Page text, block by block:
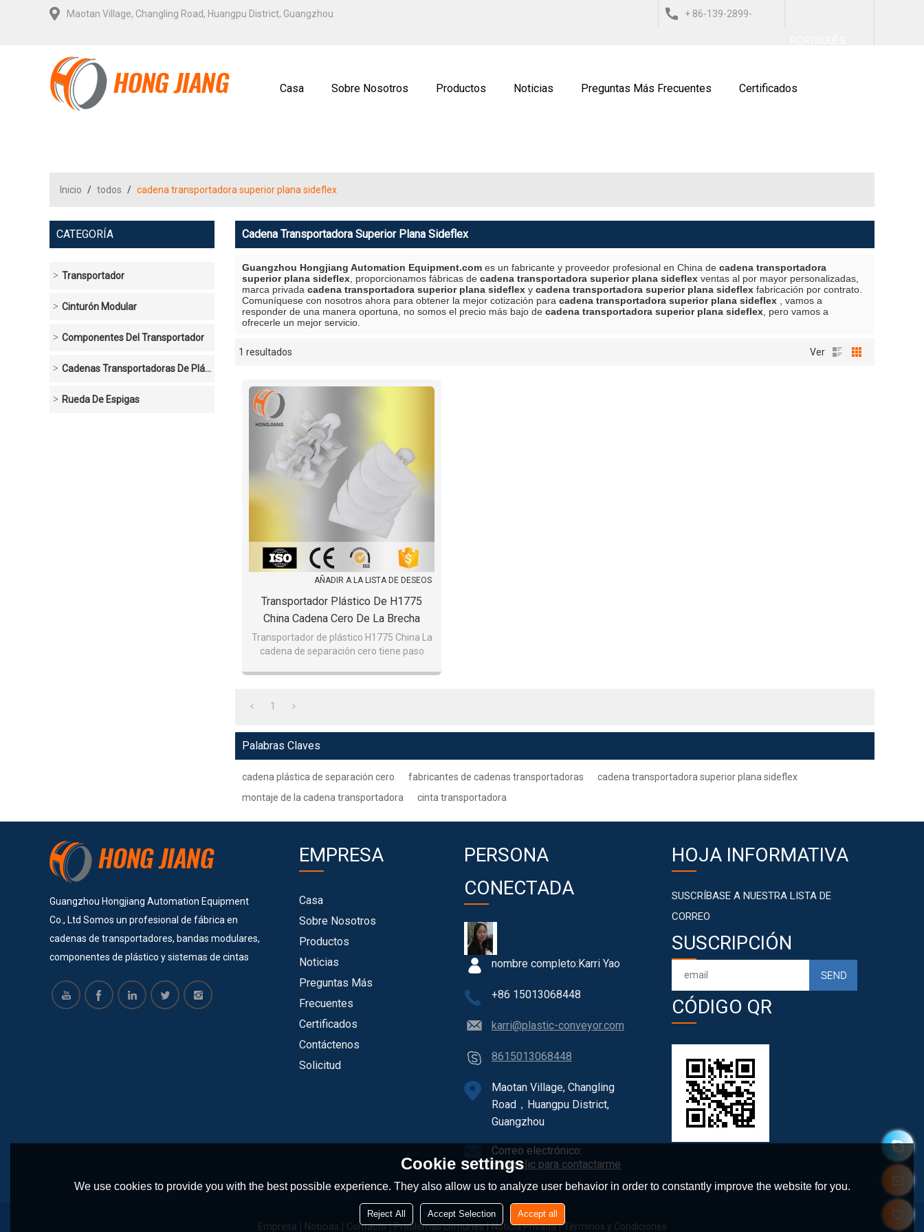
Maotan Village, Changling Road, Huangpu District, Guangzhou + 86-139-2899-
Casa Sobre Nosotros Productos Noticias Preguntas Más Frecuentes Certificados
Inicio / todos / cadena transportadora superior plana sideflex
CATEGORÍA
Transportador
Cinturón Modular
Componentes Del Transportador
Cadenas Transportadoras De Plástico
Rueda De Espigas
Cadena Transportadora Superior Plana Sideflex
Guangzhou Hongjiang Automation Equipment.com es un fabricante y proveedor profesional en China de cadena transportadora
superior plana sideflex , proporcionamos fábricas de cadena transportadora superior plana sideflex ventas al por mayor personalizadas,
marca privada cadena transportadora superior plana sideflex y cadena transportadora superior plana sideflex fabricación por contrato.
Comuníquese con nosotros ahora para obtener la mejor cotización para cadena transportadora superior plana sideflex , vamos a
responder de una manera oportuna, no somos el precio más bajo de cadena transportadora superior plana sideflex , pero vamos a
ofrecerle un mejor servicio.
1 resultados Ver
AÑADIR A LA LISTA DE DESEOS
Transportador Plástico De H1775
China Cadena Cero De La Brecha
Transportador de plástico H1775 China La
cadena de separación cero tiene paso
utilizada para t
1
Palabras Claves
cadena plástica de separación cero fabricantes de cadenas transportadoras
cadena transportadora superior plana sideflex
montaje de la cadena transportadora
cinta transportadora
Guangzhou Hongjiang Automation Equipment
Co., Ltd Somos un profesional de fábrica en
cadenas de transportadores, bandas modulares,
componentes de plástico y sistemas de cintas
nuestros productos tienen certificado SGS, ISO,
CE. Ahora ofrecemos servicios para muchas
ruedas locas y otros componentes de plástico. y
profesionales para diseñar y producir
EMPRESA
Casa
Sobre Nosotros
Productos
Noticias
Preguntas Más
Frecuentes
Certificados
Contáctenos
Solicitud
PERSONA
CONECTADA
nombre completo:Karri Yao
+86 15013068448
karri@plastic-conveyor.com
8615013068448
Maotan Village, Changling
Road，Huangpu District,
Guangzhou
Correo electrónico:
Haga clic para contactarme
HOJA INFORMATIVA
SUSCRÍBASE A NUESTRA LISTA DE
CORREO
SUSCRIPCIÓN
CÓDIGO QR
Empresa Noticias Contacto Problemas comunes Noticia Privada Términos y Condiciones
Cookie settings
We use cookies to provide you with the best possible experience. They also allow us to analyze user behavior in order to constantly improve the website for you.
Reject All Accept Selection Accept all